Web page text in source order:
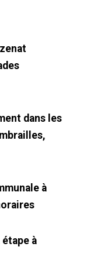
Le projet
dans les
à
à